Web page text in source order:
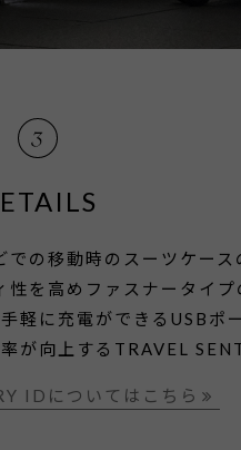
移動時のスーツケース
を高めファスナータイプ
軽に充電ができるUSBポ
が向上するTRAVEL
IDについてはこちら